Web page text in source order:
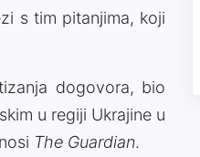
s tim pitanjima, koji
dogovora, bio
u regiji Ukrajine u
The Guardian.